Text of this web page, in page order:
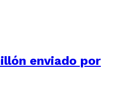
enviado por